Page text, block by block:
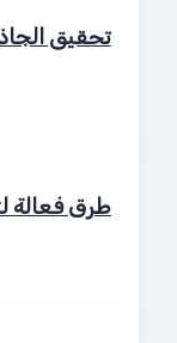
تحقيق
طرق فعالة